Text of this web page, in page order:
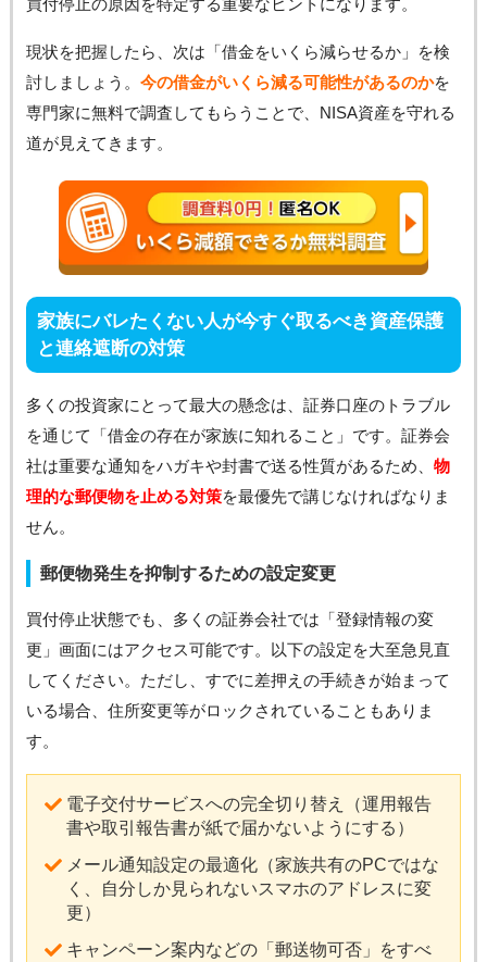
現状を把握したら、次は「借金をいくら減らせるか」を検
討しましょう。 今の借金がいくら減る可能性があるのかを
専門家に無料で調査してもらうことで、NISA資産を守れる
道が見えてきます。
家族にバレたくない人が今すぐ取るべき資産保護
と連絡遮断の対策
多くの投資家にとって最大の懸念は、証券口座のトラブル
を通じて「借金の存在が家族に知れること」です。証券会
社は重要な通知をハガキや封書で送る性質があるため、 物
理的な郵便物を止める対策を最優先で講じなければなりま
せん。
郵便物発生を抑制するための設定変更
買付停止状態でも、多くの証券会社では「登録情報の変
更」画面にはアクセス可能です。以下の設定を大至急見直
してください。ただし、すでに差押えの手続きが始まって
いる場合、住所変更等がロックされていることもありま
す。
電子交付サービスへの完全切り替え（運用報告
書や取引報告書が紙で届かないようにする）
メール通知設定の最適化（家族共有のPCではな
く、自分しか見られないスマホのアドレスに変
更）
キャンペーン案内などの「郵送物可否」をすべ